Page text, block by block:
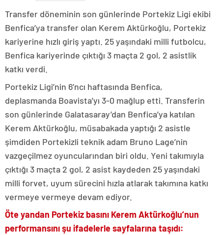
Transfer döneminin son günlerinde Portekiz Ligi ekibi
Benfica’ya transfer olan Kerem Aktürkoğlu, Portekiz
kariyerine hızlı giriş yaptı. 25 yaşındaki milli futbolcu,
Benfica kariyerinde çıktığı 3 maçta 2 gol, 2 asistlik
katkı verdi.
Portekiz Ligi’nin 6’ncı haftasında Benfica,
deplasmanda Boavista’yı 3-0 mağlup etti. Transferin
son günlerinde Galatasaray’dan Benfica’ya katılan
Kerem Aktürkoğlu, müsabakada yaptığı 2 asistle
şimdiden Portekizli teknik adam Bruno Lage’nin
vazgeçilmez oyuncularından biri oldu. Yeni takımıyla
çıktığı 3 maçta 2 gol, 2 asist kaydeden 25 yaşındaki
milli forvet, uyum sürecini hızla atlarak takımına katkı
vermeye vermeye devam ediyor.
Öte yandan Portekiz basını Kerem Aktürkoğlu’nun
performansını şu ifadelerle sayfalarına taşıdı: